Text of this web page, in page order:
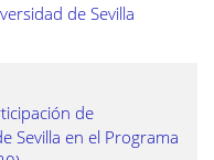
de Sevilla
de
Sevilla en el Programa